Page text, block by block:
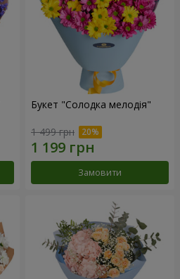
Букет "Солодка мелодія"
1 499 грн
Замовити